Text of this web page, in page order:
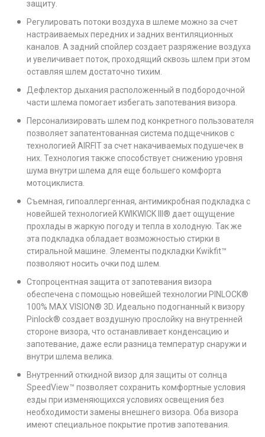
защиту.
Регулировать потоки воздуха в шлеме можно за счет
настраиваемых передних и задних вентиляционных
каналов. А задний спойлер создает разряжение воздуха
и увеличивает поток, проходящий сквозь шлем при этом
оставляя шлем достаточно тихим.
Дефлектор дыхания расположенный в подбородочной
части шлема помогает избегать запотевания визора.
Персонализировать шлем под конкретного пользователя
позволяет запатентованная система подщечников с
технологией AIRFIT за счет накачиваемых подушечек в
них. Технология также способствует снижению уровня
шума внутри шлема для еще большего комфорта
мотоциклиста.
Съемная, гипоаллергенная, антимикробная подкладка с
новейшей технологией KWIKWICK III® дает ощущение
прохлады в жаркую погоду и тепла в холодную. Так же
эта подкладка обладает возможностью стирки в
стиральной машине. Элементы подкладки Kwikfit™
позволяют носить очки под шлем.
Стопроцентная защита от запотевания визора
обеспечена с помощью новейшей технологии PINLOCK®
100% MAX VISION® 3D. Идеально подогнанный к визору
Pinlock® создает воздушную прослойку на внутренней
стороне визора, что останавливает конденсацию и
запотевание, даже если разница температур снаружи и
внутри шлема велика.
Внутренний откидной визор для защиты от солнца
SpeedView™ позволяет сохранить комфортные условия
езды при изменяющихся условиях освещения без
необходимости замены внешнего визора. Оба визора
имеют специальное покрытие против запотевания.